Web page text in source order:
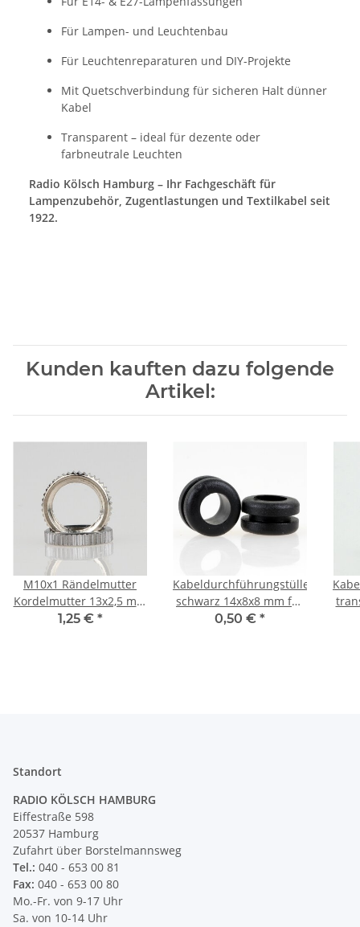
Für Lampen- und Leuchtenbau
Für Leuchtenreparaturen und DIY-Projekte
Mit Quetschverbindung für sicheren Halt dünner
Kabel
Transparent – ideal für dezente oder
farbneutrale Leuchten
Radio Kölsch Hamburg – Ihr Fachgeschäft für
Lampenzubehör, Zugentlastungen und Textilkabel seit
1922.
Kunden kauften dazu folgende
Artikel:
M10x1 Rändelmutter
Kordelmutter 13x2,5 mm
verchromt
1,25 € *
Kabeldurchführungstülle
schwarz 14x8x8 mm für
10 mm Lochbohrung
0,50 € *
Standort
RADIO KÖLSCH HAMBURG
Eiffestraße 598
20537 Hamburg
Zufahrt über Borstelmannsweg
Tel.: 040 - 653 00 81
Fax: 040 - 653 00 80
Mo.-Fr. von 9-17 Uhr
Sa. von 10-14 Uhr